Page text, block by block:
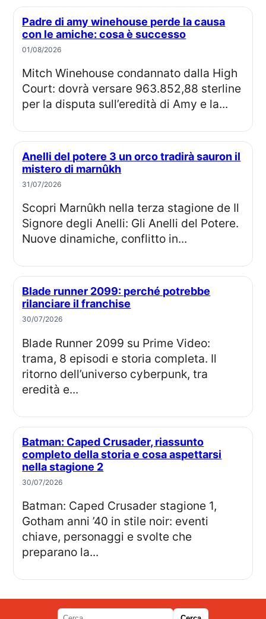
Padre di amy winehouse perde la causa
con le amiche: cosa è successo
01/08/2026
Mitch Winehouse condannato dalla High
Court: dovrà versare 963.852,88 sterline
per la disputa sull’eredità di Amy e la...
Anelli del potere 3 un orco tradirà sauron il
mistero di marnûkh
31/07/2026
Scopri Marnûkh nella terza stagione de Il
Signore degli Anelli: Gli Anelli del Potere.
Nuove dinamiche, conflitto in...
Blade runner 2099: perché potrebbe
rilanciare il franchise
30/07/2026
Blade Runner 2099 su Prime Video:
trama, 8 episodi e storia completa. Il
ritorno dell’universo cyberpunk, tra
eredità e...
Batman: Caped Crusader, riassunto
completo della storia e cosa aspettarsi
nella stagione 2
30/07/2026
Batman: Caped Crusader stagione 1,
Gotham anni ’40 in stile noir: eventi
chiave, personaggi e svolte che
preparano la...